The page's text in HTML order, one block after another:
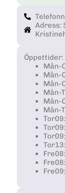
Adress:
Öppettider:
Mån-
Mån-
Mån-
Mån-
Mån-
Mån-
Tor
Tor
Tor
Tor
Fre
Fre
Fre